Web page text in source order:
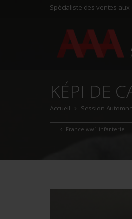
Spécialiste des ventes
KÉPI DE
Accueil Session
France ww1 infanterie